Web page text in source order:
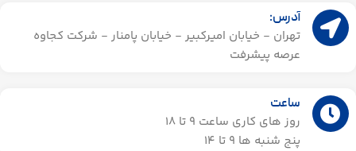
آدرس:
تهران - خیابان امیرکبیر - خیابان پامنار - شرکت کجاوه
عرصه پیشرفت
ساعت
روز های کاری ساعت ۹ تا 18
پنج شنبه ها 9 تا 14​